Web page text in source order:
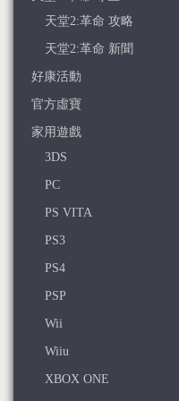
天堂2:革命 攻略
天堂2:革命 新聞
好康活動
官方虛寶
家用遊戲
3DS
PC
PS VITA
PS3
PS4
PSP
Wii
Wiiu
XBOX ONE